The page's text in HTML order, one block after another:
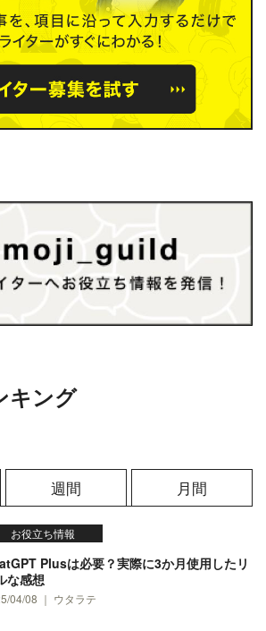
キング
週間 月間
お役立ち情報
Plusは必要？実際に3か月使用したリ
な感想
04/08 ｜ ウタラテ